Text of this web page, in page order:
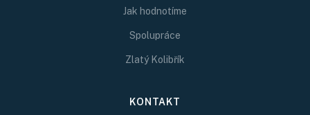
Jak hodnotíme
Spolupráce
Zlatý Kolibřík
KONTAKT